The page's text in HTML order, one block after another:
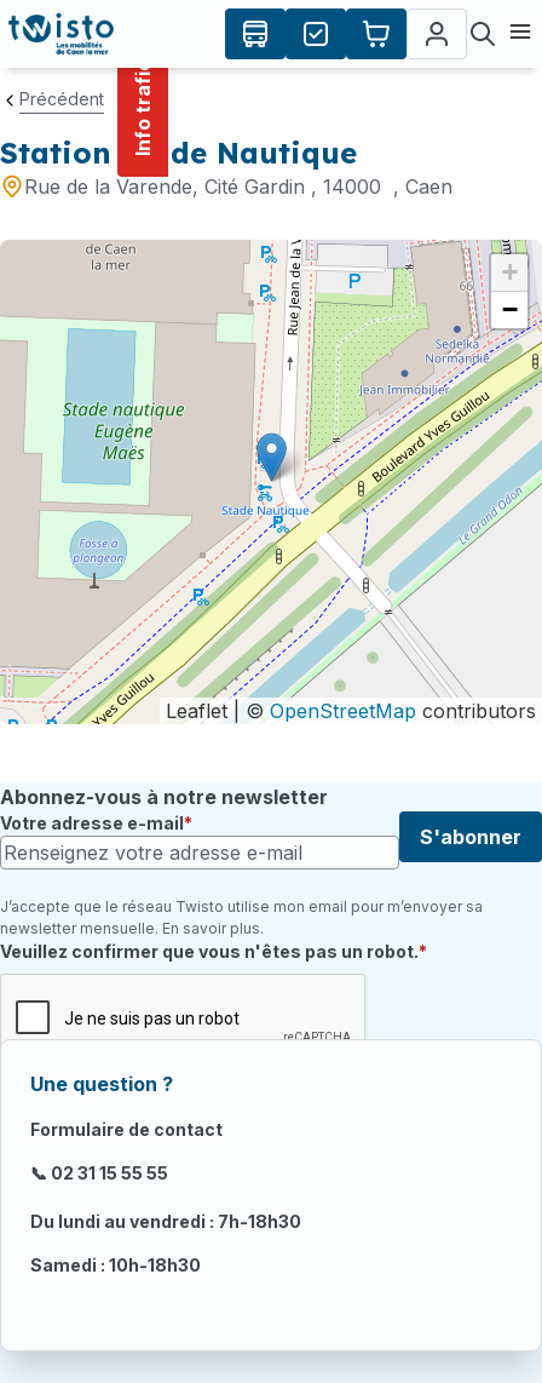
principal
Info trafic
Précédent
Station Stade Nautique
Rue de la Varende, Cité Gardin , 14000 , Caen
+
−
Leaflet | © OpenStreetMap contributors
Abonnez-vous à notre newsletter
Votre adresse e-mail
S'abonner
J’accepte que le réseau Twisto utilise mon email pour m’envoyer sa
newsletter mensuelle. En savoir plus.
Champ requis
Veuillez confirmer que vous n'êtes pas un robot.
Une question ?
Formulaire de contact
📞 02 31 15 55 55
Du lundi au vendredi : 7h-18h30
Samedi : 10h-18h30
Panneau de gestion des cookies